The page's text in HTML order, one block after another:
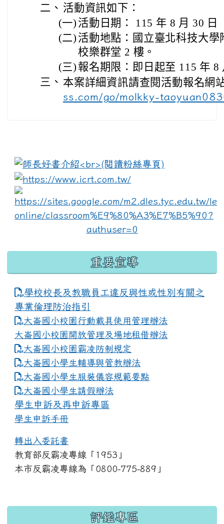
二、 活動資訊如下：
(一) 活動日期： 115 年 8 月 30 日
(二) 活動地點：國立臺北科技大
校樂群堂 2 樓。
(三) 報名期限：即日起至 115 年 8
三、 本案詳細資訊請查閱活動報名網
ss.com/go/molkky-
link to https://
重要宣導
學校校長及教職員工違反與性或性別有關之
專業倫理防治指引
大崙國小校園行動載具使用管理辦法
大崙國小校園開放管理及場地租借辦法
大崙國小校園霸凌防制規定
大崙國小學生輔導與管教辦法
大崙國小學生服裝儀容規範要點
link to https://www.dles.tyc.edu.tw/uploads/
大崙國小學生請假辦法
學生申訴及再申訴專區
學生申訴手冊
轉出入委託書
教育部反霸凌專線「1953」
本市反霸凌專線為「0800-775-889」
:::
評鑑專區